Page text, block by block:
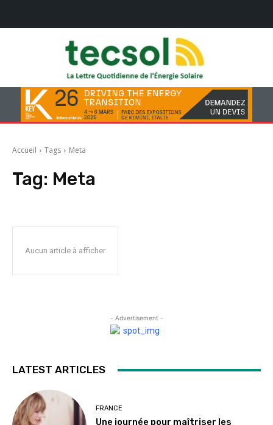
Accueil Tags Meta
Tag: Meta
Aucun article à afficher
- Advertisement -
LATEST ARTICLES
FRANCE
Une journée pour maîtriser les